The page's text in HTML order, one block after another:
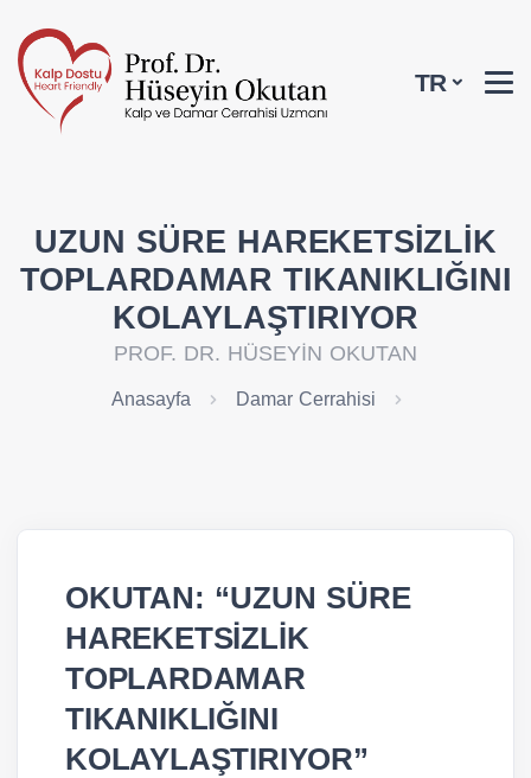
TR
UZUN SÜRE HAREKETSİZLİK
TOPLARDAMAR TIKANIKLIĞINI
KOLAYLAŞTIRIYOR
PROF. DR. HÜSEYİN OKUTAN
Anasayfa Damar Cerrahisi
OKUTAN: “UZUN SÜRE
HAREKETSİZLİK
TOPLARDAMAR
TIKANIKLIĞINI
KOLAYLAŞTIRIYOR”